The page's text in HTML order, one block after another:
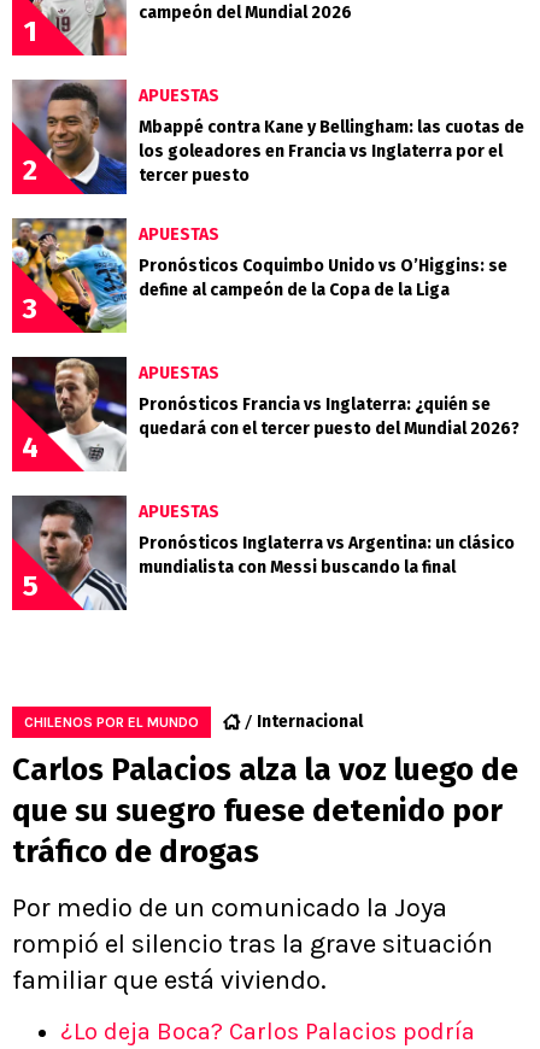
1
campeón del Mundial 2026
2
APUESTAS
Mbappé contra Kane y Bellingham: las cuotas de
los goleadores en Francia vs Inglaterra por el
tercer puesto
3
APUESTAS
Pronósticos Coquimbo Unido vs O’Higgins: se
define al campeón de la Copa de la Liga
4
APUESTAS
Pronósticos Francia vs Inglaterra: ¿quién se
quedará con el tercer puesto del Mundial 2026?
5
APUESTAS
Pronósticos Inglaterra vs Argentina: un clásico
mundialista con Messi buscando la final
CHILENOS POR EL MUNDO Internacional
Carlos Palacios alza la voz luego de
que su suegro fuese detenido por
tráfico de drogas
Por medio de un comunicado la Joya
rompió el silencio tras la grave situación
familiar que está viviendo.
¿Lo deja Boca? Carlos Palacios podría